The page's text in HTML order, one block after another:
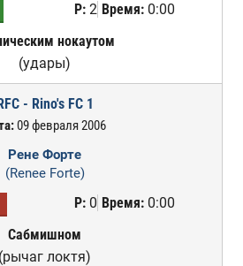
Р:2 Время:0:00
нокаутом
(удары)
- Rino's FC 1
09 февраля 2006
Рене Форте
(Renee Forte)
Р:0 Время:0:00
Сабмишном
(рычаг локтя)